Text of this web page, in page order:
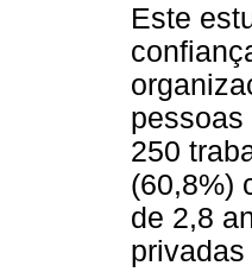
Este
pessoas
250
(60,8%)
de 2,8